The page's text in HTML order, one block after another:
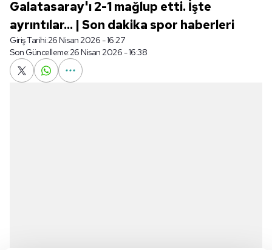
Galatasaray'ı 2-1 mağlup etti. İşte
ayrıntılar... | Son dakika spor haberleri
Giriş Tarihi:26 Nisan 2026 - 16:27
Son Güncelleme:26 Nisan 2026 - 16:38